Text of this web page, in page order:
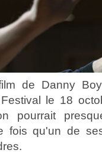
de Danny
le 18
pourrait
fois qu'un de